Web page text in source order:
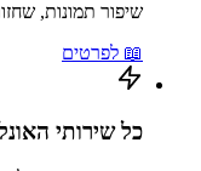
שיפור תמונות,
📖 לפרטים
כל שירותי